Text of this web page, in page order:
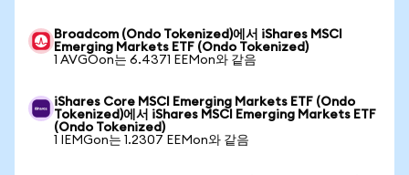
Broadcom (Ondo Tokenized)에서 iShares MSCI
Emerging Markets ETF (Ondo Tokenized)
1 AVGOon는 6.4371 EEMon와 같음
iShares Core MSCI Emerging Markets ETF (Ondo
Tokenized)에서 iShares MSCI Emerging Markets ETF
(Ondo Tokenized)
1 IEMGon는 1.2307 EEMon와 같음